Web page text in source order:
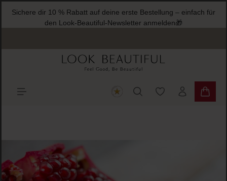
springen
Sichere dir 10 % Rabatt auf deine erste Bestellung – einfach für
den Look-Beautiful-Newsletter anmelden🎁
Du hast 0